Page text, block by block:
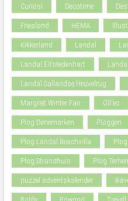
Curiosi Decotime
Friesland HEMA
Kikkerland Landal
Landal Elfstedenhart
Landal Sallandse Heuvelrug
Margriet Winter Fair Oll'eo
Plog Denemarken Ploggen
Plog Landal Beachvilla
Plog Strandhuis Plog
puzzel adventskalender